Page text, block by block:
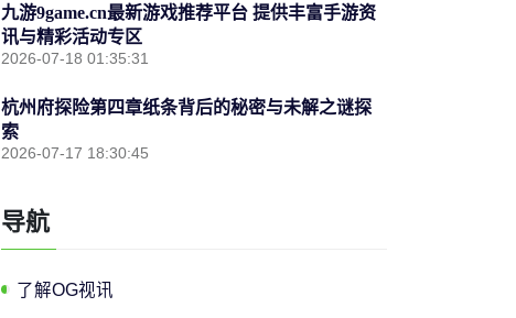
九游9game.cn最新游戏推荐平台 提供丰富手游资
讯与精彩活动专区
2026-07-18 01:35:31
杭州府探险第四章纸条背后的秘密与未解之谜探
索
2026-07-17 18:30:45
导航
了解OG视讯